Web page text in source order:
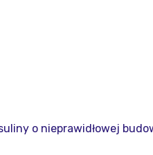
o nieprawidłowej